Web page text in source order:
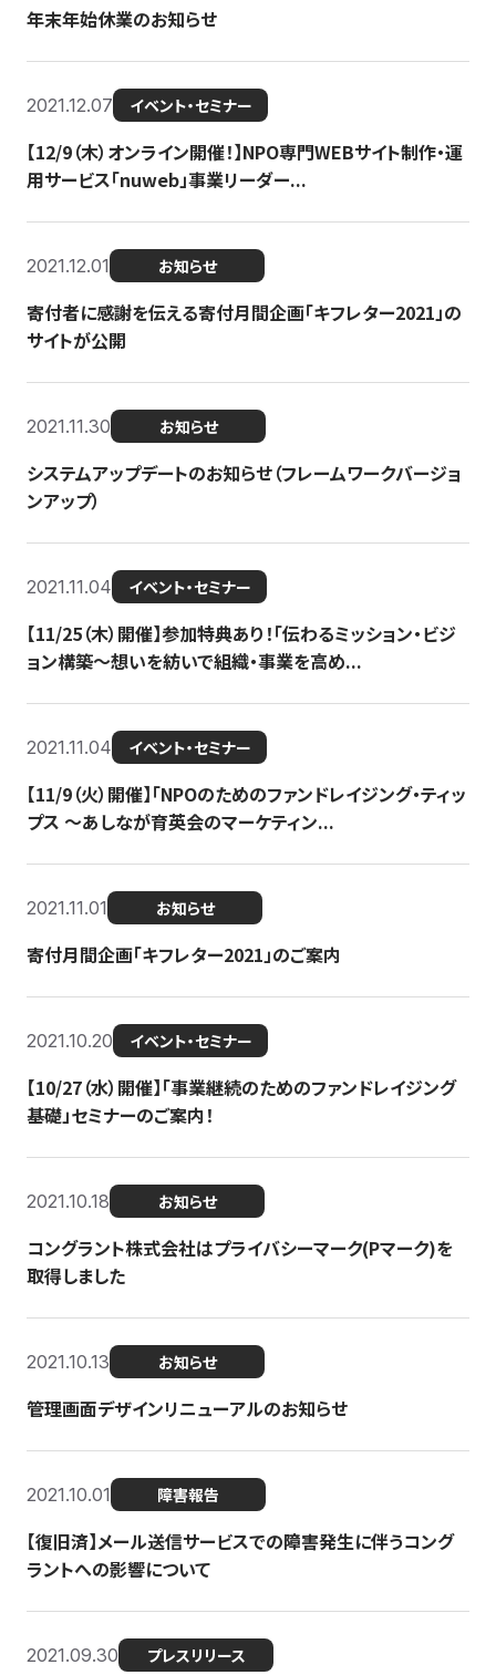
年末年始休業のお知らせ
2021.12.07 イベント・セミナー
【12/9（木）オンライン開催！】NPO専門WEBサイト制作・運
用サービス「nuweb」事業リーダー...
2021.12.01 お知らせ
寄付者に感謝を伝える寄付月間企画「キフレター2021」の
サイトが公開
2021.11.30 お知らせ
システムアップデートのお知らせ（フレームワークバージョ
ンアップ）
2021.11.04 イベント・セミナー
【11/25（木）開催】参加特典あり！「伝わるミッション・ビジ
ョン構築〜想いを紡いで組織・事業を高め...
2021.11.04 イベント・セミナー
【11/9（火）開催】「NPOのためのファンドレイジング・ティッ
プス 〜あしなが育英会のマーケティン...
2021.11.01 お知らせ
寄付月間企画「キフレター2021」のご案内
2021.10.20 イベント・セミナー
【10/27（水）開催】「事業継続のためのファンドレイジング
基礎」セミナーのご案内！
2021.10.18 お知らせ
コングラント株式会社はプライバシーマーク(Pマーク)を
取得しました
2021.10.13 お知らせ
管理画面デザインリニューアルのお知らせ
2021.10.01 障害報告
【復旧済】メール送信サービスでの障害発生に伴うコング
ラントへの影響について
2021.09.30 プレスリリース